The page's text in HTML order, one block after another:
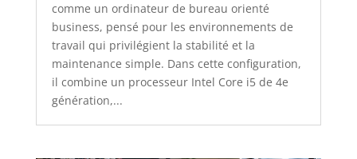
comme un ordinateur de bureau orienté
business, pensé pour les environnements de
travail qui privilégient la stabilité et la
maintenance simple. Dans cette configuration,
il combine un processeur Intel Core i5 de 4e
génération,...